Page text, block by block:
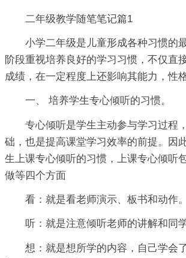
二年级教学随笔笔记篇1
小学二年级是儿童形成各种习惯的
阶段重视培养良好的学习习惯，不仅直
成绩，在一定程度上还影响其能力，性
一、 培养学生专心倾听的习惯。
专心倾听是学生主动参与学习过程
础，也是提高课堂学习效率的前提。因
生上课专心倾听的习惯，上课专心倾听
做等四个方面
看：就是看老师演示、板书和动作。
听：就是注意倾听老师的讲解和同
想：就是想所学的内容，自己学会